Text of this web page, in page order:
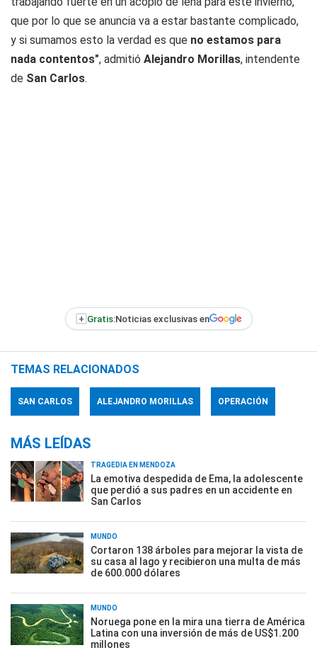
que por lo que se anuncia va a estar bastante complicado,
y si sumamos esto la verdad es que no estamos para
nada contentos", admitió Alejandro Morillas, intendente
de San Carlos.
+ Gratis:Noticias exclusivas en
TEMAS RELACIONADOS
SAN CARLOS ALEJANDRO MORILLAS OPERACIÓN
MÁS LEÍDAS
TRAGEDIA EN MENDOZA
La emotiva despedida de Ema, la adolescente
que perdió a sus padres en un accidente en
San Carlos
MUNDO
Cortaron 138 árboles para mejorar la vista de
su casa al lago y recibieron una multa de más
de 600.000 dólares
MUNDO
Noruega pone en la mira una tierra de América
Latina con una inversión de más de US$1.200
millones